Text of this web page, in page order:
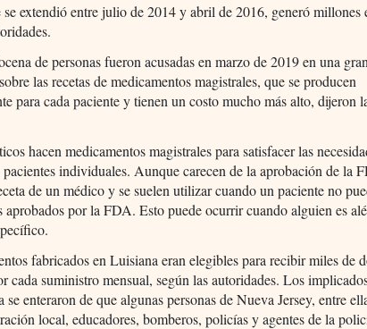
se extendió entre julio de 2014 y abril de 2016, generó millones
de personas fueron acusadas en marzo de 2019 en una gran
las recetas de medicamentos magistrales, que se producen
para cada paciente y tienen un costo mucho más alto, dijeron
hacen medicamentos magistrales para satisfacer las
pacientes individuales. Aunque carecen de la aprobación de la
de un médico y se suelen utilizar cuando un paciente no
aprobados por la FDA. Esto puede ocurrir cuando alguien es
fabricados en Luisiana eran elegibles para recibir miles de
cada suministro mensual, según las autoridades. Los
se enteraron de que algunas personas de Nueva Jersey, entre
local, educadores, bomberos, policías y agentes de la